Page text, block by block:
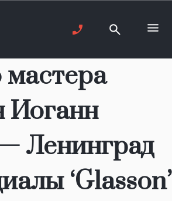
Иоганн
Ленинград
‘Glasson’